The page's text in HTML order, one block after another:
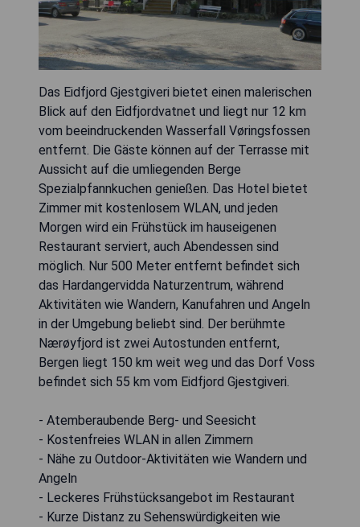
Das Eidfjord Gjestgiveri bietet einen malerischen
Blick auf den Eidfjordvatnet und liegt nur 12 km
vom beeindruckenden Wasserfall Vøringsfossen
entfernt. Die Gäste können auf der Terrasse mit
Aussicht auf die umliegenden Berge
Spezialpfannkuchen genießen. Das Hotel bietet
Zimmer mit kostenlosem WLAN, und jeden
Morgen wird ein Frühstück im hauseigenen
Restaurant serviert, auch Abendessen sind
möglich. Nur 500 Meter entfernt befindet sich
das Hardangervidda Naturzentrum, während
Aktivitäten wie Wandern, Kanufahren und Angeln
in der Umgebung beliebt sind. Der berühmte
Nærøyfjord ist zwei Autostunden entfernt,
Bergen liegt 150 km weit weg und das Dorf Voss
befindet sich 55 km vom Eidfjord Gjestgiveri.
- Atemberaubende Berg- und Seesicht
- Kostenfreies WLAN in allen Zimmern
- Nähe zu Outdoor-Aktivitäten wie Wandern und
Angeln
- Leckeres Frühstücksangebot im Restaurant
- Kurze Distanz zu Sehenswürdigkeiten wie